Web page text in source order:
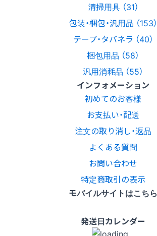
清掃用具 （31）
包装・梱包・汎用品 （153）
テープ・タバネラ （40）
梱包用品 （58）
汎用消耗品 （55）
インフォメーション
初めてのお客様
お支払い・配送
注文の取り消し・返品
よくある質問
お問い合わせ
特定商取引の表示
モバイルサイトはこちら
発送日カレンダー